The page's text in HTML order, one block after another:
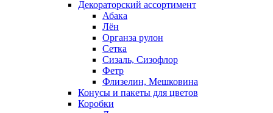
Декораторский ассортимент
Абака
Лён
Органза рулон
Сетка
Сизаль, Сизофлор
Фетр
Флизелин, Мешковина
Конусы и пакеты для цветов
Коробки